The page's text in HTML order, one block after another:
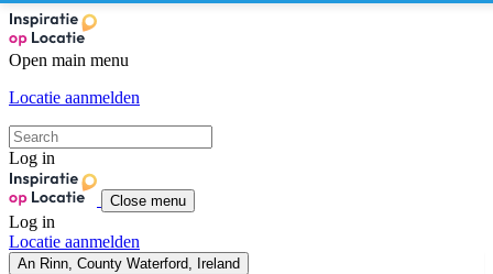
Open main menu
Locatie aanmelden
Log in
Close menu
Log in
Locatie aanmelden
An Rinn, County Waterford, Ireland